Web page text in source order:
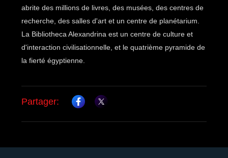
abrite des millions de livres, des musées, des centres de
recherche, des salles d'art et un centre de planétarium.
La Bibliotheca Alexandrina est un centre de culture et
d'interaction civilisationnelle, et le quatrième pyramide de
la fierté égyptienne.
Partager: